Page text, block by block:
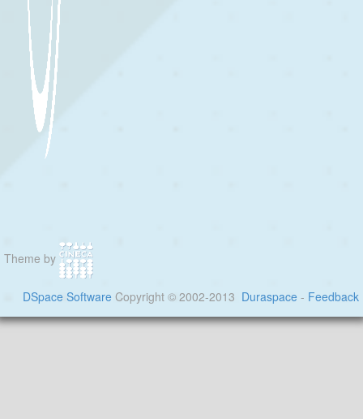
Theme by
DSpace Software Copyright © 2002-2013 Duraspace - Feedback